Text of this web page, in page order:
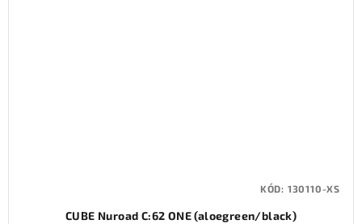
CUBE Nuroad C:62 ONE (aloegreen/black)
KÓD: 130110-XS